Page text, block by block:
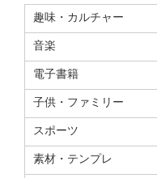
価格の安い順
月間ランキング
趣味・カルチャー
音楽
電子書籍
子供・ファミリー
スポーツ
素材・テンプレ